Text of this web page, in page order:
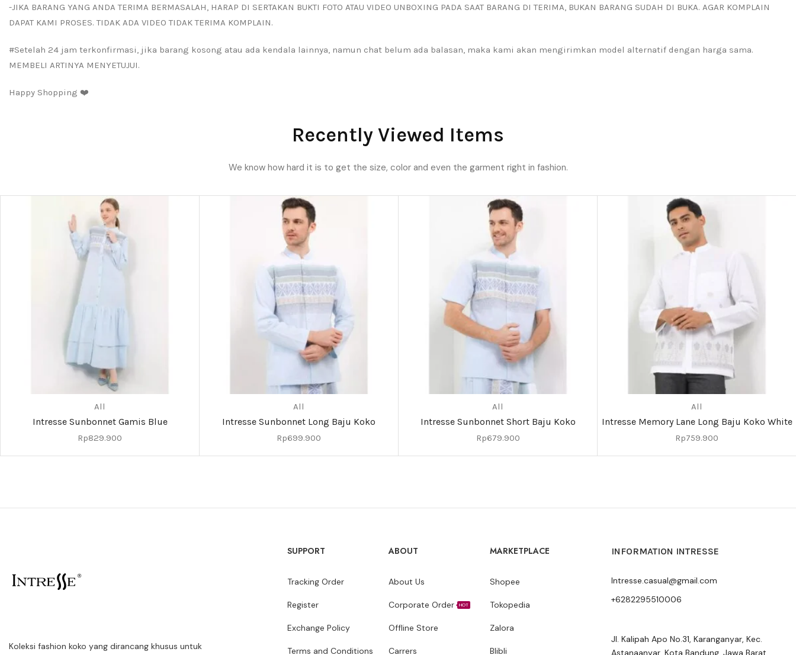
-JIKA BARANG YANG ANDA TERIMA BERMASALAH, HARAP DI SERTAKAN BUKTI FOTO ATAU VIDEO UNBOXING PADA SAAT BARANG DI TERIMA, BUKAN BARANG SUDAH DI BUKA. AGAR KOMPLAIN
DAPAT KAMI PROSES. TIDAK ADA VIDEO TIDAK TERIMA KOMPLAIN.
#Setelah 24 jam terkonfirmasi, jika barang kosong atau ada kendala lainnya, namun chat belum ada balasan, maka kami akan mengirimkan model alternatif dengan harga sama.
MEMBELI ARTINYA MENYETUJUI.
Happy Shopping ❤️
Recently Viewed Items
We know how hard it is to get the size, color and even the garment right in fashion.
All
Intresse Sunbonnet Gamis Blue
Rp829.900
All
Intresse Sunbonnet Long Baju Koko
Rp699.900
All
Intresse Sunbonnet Short Baju Koko
Rp679.900
All
Intresse Memory Lane Long Baju Koko White
Rp759.900
Koleksi fashion koko yang dirancang khusus untuk
SUPPORT
Tracking Order
Register
Exchange Policy
Terms and Conditions
ABOUT
About Us
Corporate Order HOT
Offline Store
Carrers
MARKETPLACE
Shopee
Tokopedia
Zalora
Blibli
INFORMATION INTRESSE
Intresse.casual@gmail.com
+6282295510006
Jl. Kalipah Apo No.31, Karanganyar, Kec.
Astanaanyar, Kota Bandung, Jawa Barat